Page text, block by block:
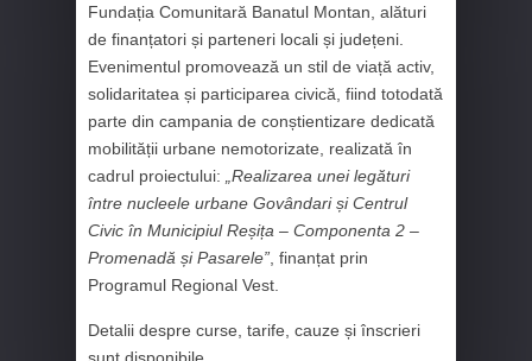
Fundația Comunitară Banatul Montan, alături
de finanțatori și parteneri locali și județeni.
Evenimentul promovează un stil de viață activ,
solidaritatea și participarea civică, fiind totodată
parte din campania de conștientizare dedicată
mobilității urbane nemotorizate, realizată în
cadrul proiectului:
„Realizarea unei legături
între nucleele urbane Govândari și Centrul
Civic în Municipiul Reșița – Componenta 2 –
Promenadă și Pasarele” , finanțat prin
Programul Regional Vest.
Detalii despre curse, tarife, cauze și înscrieri
sunt disponibile